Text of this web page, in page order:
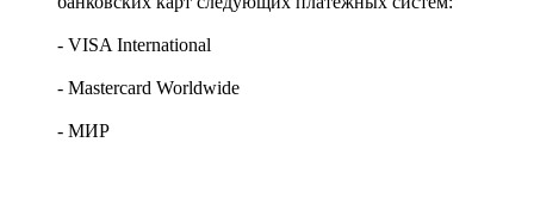
- VISA International
- Mastercard Worldwide
- МИР